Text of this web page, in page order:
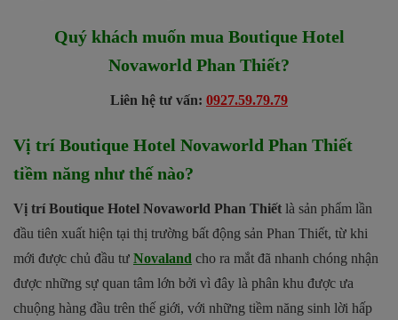
Quý khách muốn mua Boutique Hotel
Novaworld Phan Thiết?
Liên hệ tư vấn: 0927.59.79.79
Vị trí Boutique Hotel Novaworld Phan Thiết
tiềm năng như thế nào?
Vị trí Boutique Hotel Novaworld Phan Thiết là sản phẩm lần
đầu tiên xuất hiện tại thị trường bất động sản Phan Thiết, từ khi
mới được chủ đầu tư Novaland cho ra mắt đã nhanh chóng nhận
được những sự quan tâm lớn bởi vì đây là phân khu được ưa
chuộng hàng đầu trên thế giới, với những tiềm năng sinh lời hấp